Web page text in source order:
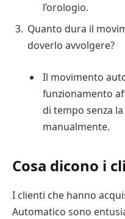
l’orologio.
Quanto dura il
doverlo avvolgere?
Il movimento
funzionamento
di tempo senza
manualmente.
Cosa dicono i
I clienti che hanno
Automatico sono